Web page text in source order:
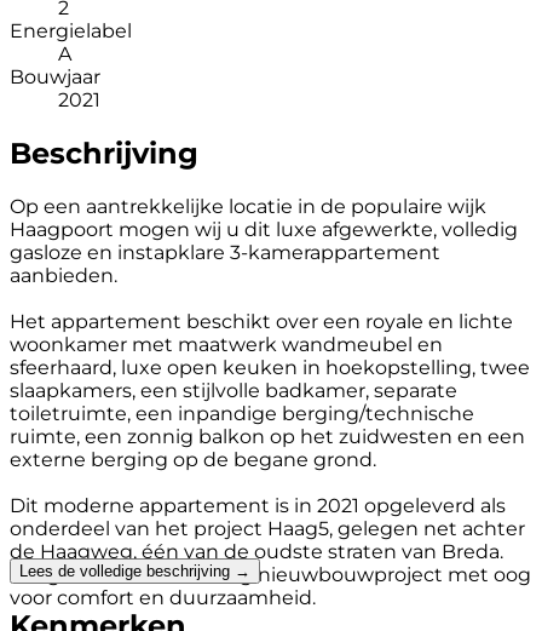
2
Energielabel
A
Bouwjaar
2021
Beschrijving
Op een aantrekkelijke locatie in de populaire wijk
Haagpoort mogen wij u dit luxe afgewerkte, volledig
gasloze en instapklare 3-kamerappartement
aanbieden.
Het appartement beschikt over een royale en lichte
woonkamer met maatwerk wandmeubel en
sfeerhaard, luxe open keuken in hoekopstelling, twee
slaapkamers, een stijlvolle badkamer, separate
toiletruimte, een inpandige berging/technische
ruimte, een zonnig balkon op het zuidwesten en een
externe berging op de begane grond.
Dit moderne appartement is in 2021 opgeleverd als
onderdeel van het project Haag5, gelegen net achter
de Haagweg, één van de oudste straten van Breda.
Haag5 is een kleinschalig nieuwbouwproject met oog
voor comfort en duurzaamheid.
Lees de volledige beschrijving →